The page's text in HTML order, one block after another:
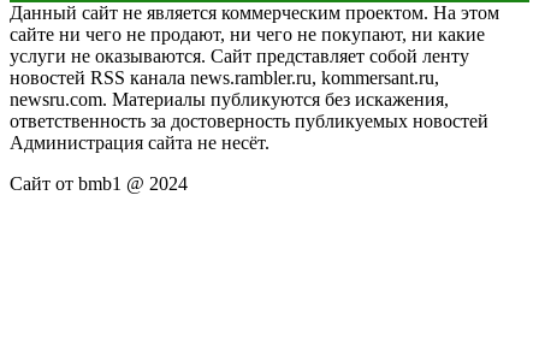
Данный сайт не является коммерческим проектом. На этом
сайте ни чего не продают, ни чего не покупают, ни какие
услуги не оказываются. Сайт представляет собой ленту
новостей RSS канала news.rambler.ru, kommersant.ru,
newsru.com. Материалы публикуются без искажения,
ответственность за достоверность публикуемых новостей
Администрация сайта не несёт.
Сайт от bmb1 @ 2024